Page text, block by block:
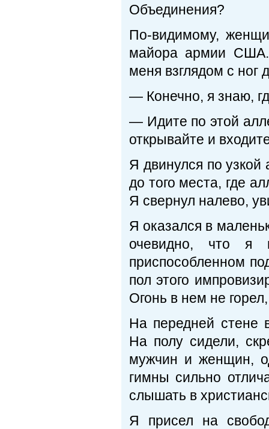
Объединения?
По-видимому,
майора армии США.
меня взглядом с ног
— Конечно, я знаю,
— Идите по этой
открывайте и
Я двинулся по
до того места, где
Я свернул налево,
Я оказался в
очевидно, что я
приспособленном
пол этого
Огонь в нем не
На передней стене
На полу сидели,
мужчин и женщин,
гимны сильно
слышать в
Я присел на